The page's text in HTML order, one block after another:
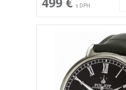
s DPH